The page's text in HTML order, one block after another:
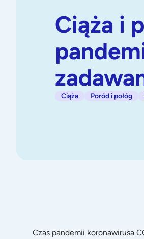
Ciąża i
Ciąża Poród i połóg
Czas pandemii koronawirusa